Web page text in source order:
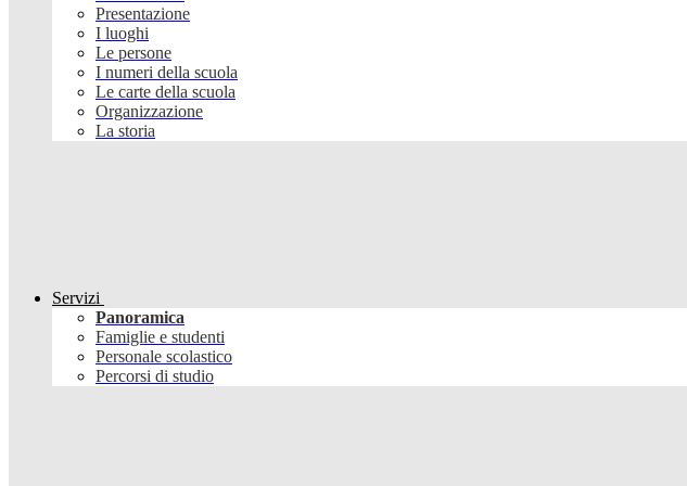
Presentazione
I luoghi
Le persone
I numeri della scuola
Le carte della scuola
Organizzazione
La storia
Servizi
Panoramica
Famiglie e studenti
Personale scolastico
Percorsi di studio